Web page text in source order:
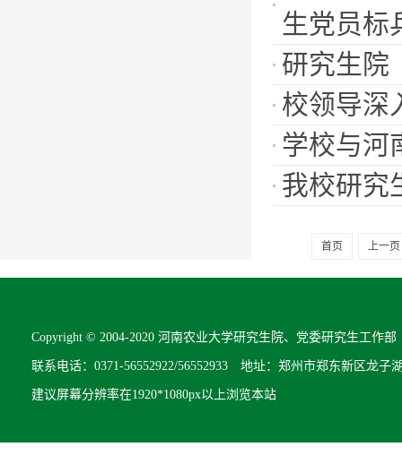
生党员标
研究生院
校领导深
学校与河
我校研究
首页 上一页
Copyright © 2004-2020 河南农业大学研究生院、党委研究生工作
联系电话：0371-56552922/56552933 地址：郑州市郑东新区龙子
建议屏幕分辨率在1920*1080px以上浏览本站